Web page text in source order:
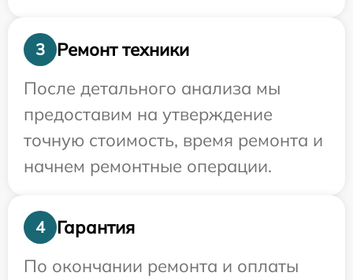
3
Ремонт техники
После детального анализа мы
предоставим на утверждение
точную стоимость, время ремонта и
начнем ремонтные операции.
4
Гарантия
По окончании ремонта и оплаты